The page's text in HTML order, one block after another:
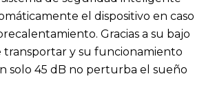
el dispositivo en caso
Gracias a su bajo
transportar y su funcionamiento
solo 45 dB no perturba el sueño